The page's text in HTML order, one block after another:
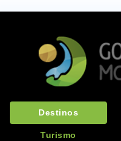
Destinos
Turismo